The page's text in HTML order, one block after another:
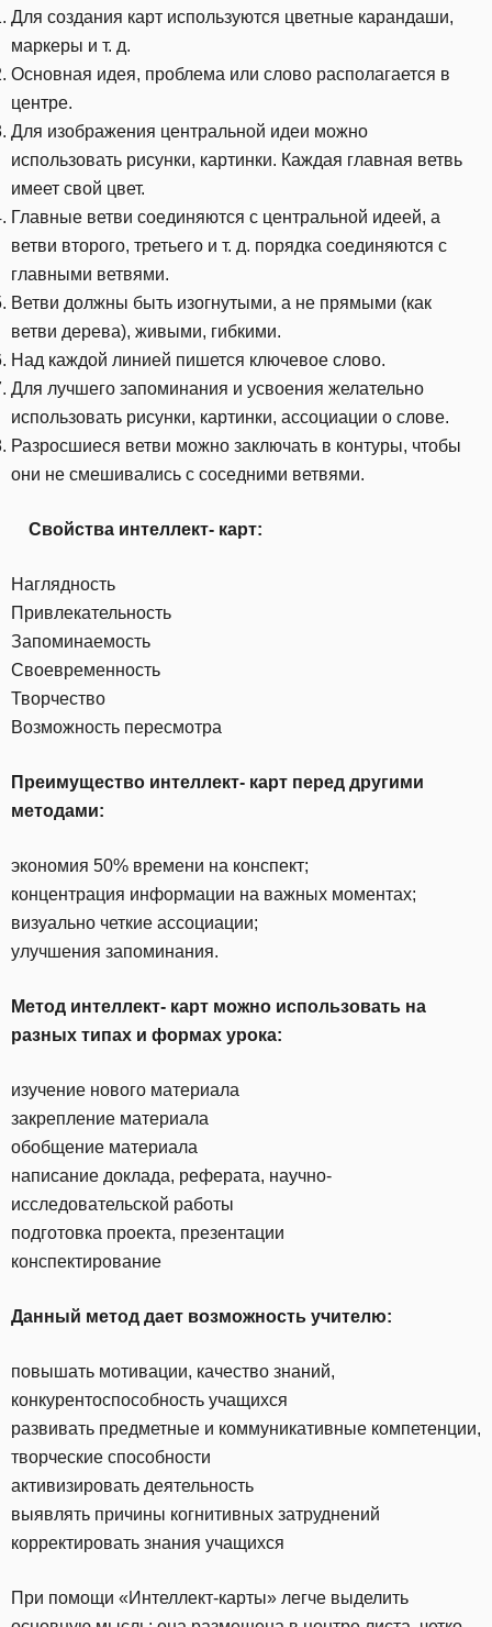
Для создания карт используются цветные карандаши,
маркеры и т. д.
Основная идея, проблема или слово располагается в
центре.
Для изображения центральной идеи можно
использовать рисунки, картинки. Каждая главная ветвь
имеет свой цвет.
Главные ветви соединяются с центральной идеей, а
ветви второго, третьего и т. д. порядка соединяются с
главными ветвями.
Ветви должны быть изогнутыми, а не прямыми (как
ветви дерева), живыми, гибкими.
Над каждой линией пишется ключевое слово.
Для лучшего запоминания и усвоения желательно
использовать рисунки, картинки, ассоциации о слове.
Разросшиеся ветви можно заключать в контуры, чтобы
они не смешивались с соседними ветвями.
Свойства интеллект- карт:
Наглядность
Привлекательность
Запоминаемость
Своевременность
Творчество
Возможность пересмотра
Преимущество интеллект- карт перед другими
методами:
экономия 50% времени на конспект;
концентрация информации на важных моментах;
визуально четкие ассоциации;
улучшения запоминания.
Метод интеллект- карт можно использовать на
разных типах и формах урока:
изучение нового материала
закрепление материала
обобщение материала
написание доклада, реферата, научно-
исследовательской работы
подготовка проекта, презентации
конспектирование
Данный метод дает возможность учителю:
повышать мотивации, качество знаний,
конкурентоспособность учащихся
развивать предметные и коммуникативные компетенции,
творческие способности
активизировать деятельность
выявлять причины когнитивных затруднений
корректировать знания учащихся
При помощи «Интеллект-карты» легче выделить